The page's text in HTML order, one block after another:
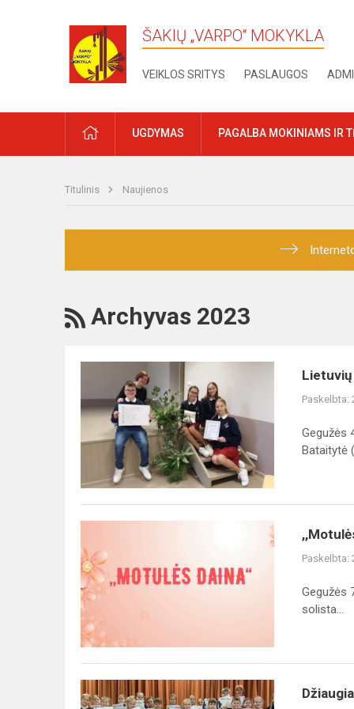
ŠAKIŲ „VARPO“ MOKYKLA
VEIKLOS SRITYS PASLAUGOS
PRADŽIAUGDYMAS PAGALBA MOKINIAMS IR
Titulinis Naujienos
RSS
Archyvas 2023
ir
literatūros
olimpiada
Paskelbta:
Gegužės
Bataitytė
daina“
Paskelbta:
Gegužės
solista...
Džiaugiamės,